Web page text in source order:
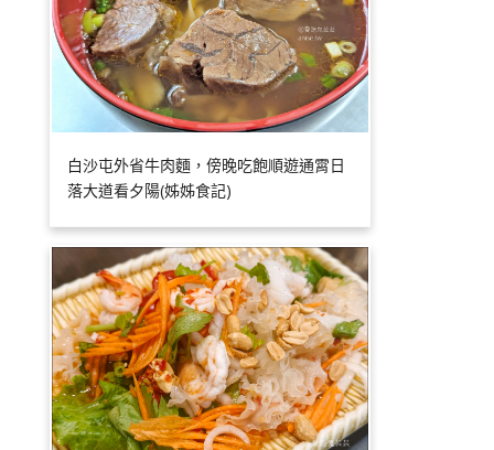
白沙屯外省牛肉麵，傍晚吃飽順遊通霄日
落大道看夕陽(姊姊食記)